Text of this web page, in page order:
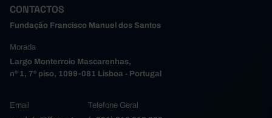
CONTACTOS
Fundação Francisco Manuel dos Santos
Morada
Largo Monterroio Mascarenhas,
nº 1, 7º piso, 1099-081 Lisboa - Portugal
Email
Telefone Geral